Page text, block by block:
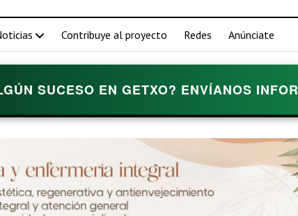
Contribuye al proyecto Redes Anúnciate
SUCESO EN GETXO? ENVÍANOS